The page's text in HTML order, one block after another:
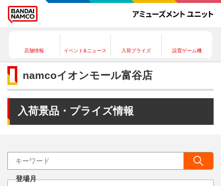
店舗情報 イベント&ニュース 入荷プライズ 設置ゲーム機
namcoイオンモール富谷店
入荷景品・プライズ情報
登場月